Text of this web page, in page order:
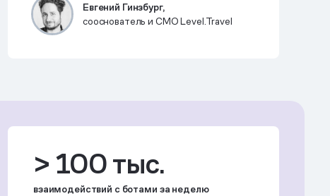
Евгений Гинзбург,
сооснователь и СМО Level.Travel
> 100 тыс.
взаимодействий с ботами за неделю